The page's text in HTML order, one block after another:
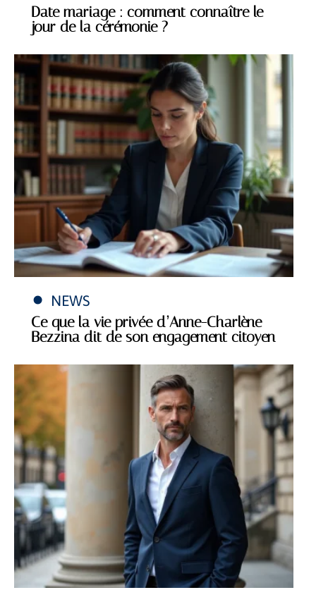
Date mariage : comment connaître le
jour de la cérémonie ?
NEWS
Ce que la vie privée d’Anne-Charlène
Bezzina dit de son engagement citoyen